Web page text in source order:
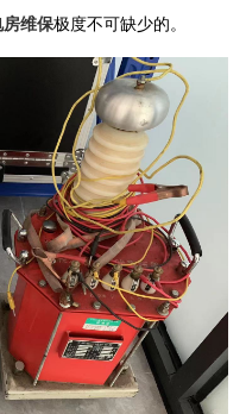
房维保极度不可缺少的。